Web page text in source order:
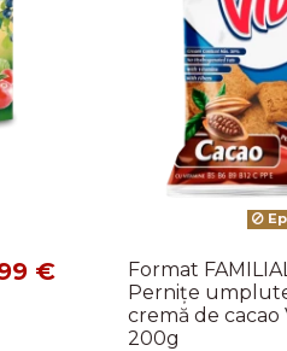
€
Format
Pernițe
cremă de cacao
200g